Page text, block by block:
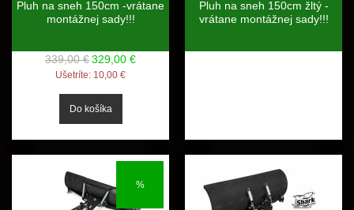
Pluh na sneh 150cm -vrátane
montážnej sady!!!
339,00 €329,00 €
Ušetríte: 10,00 €
Pluh na sneh 150cm žltý -
vrátane montážnej sady!!!
%